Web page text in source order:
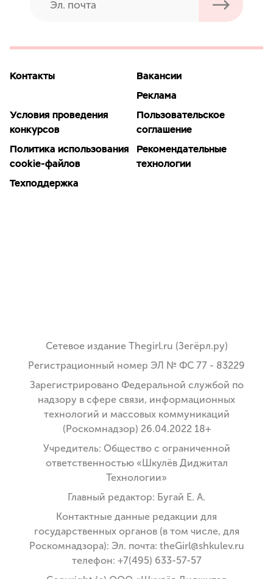
Контакты
Вакансии
Реклама
Условия проведения
конкурсов
Пользовательское
соглашение
Политика использования
cookie-файлов
Рекомендательные
технологии
Техподдержка
Сетевое издание Thegirl.ru (Зегёрл.ру)
Регистрационный номер ЭЛ № ФС 77 - 83229
Зарегистрировано Федеральной службой по
надзору в сфере связи, информационных
технологий и массовых коммуникаций
(Роскомнадзор) 26.04.2022 18+
Учредитель: Общество с ограниченной
ответственностью «Шкулёв Диджитал
Технологии»
Главный редактор: Бугай Е. А.
Контактные данные редакции для
государственных органов (в том числе, для
Роскомнадзора): Эл. почта: theGirl@shkulev.ru
телефон: +7(495) 633-57-57